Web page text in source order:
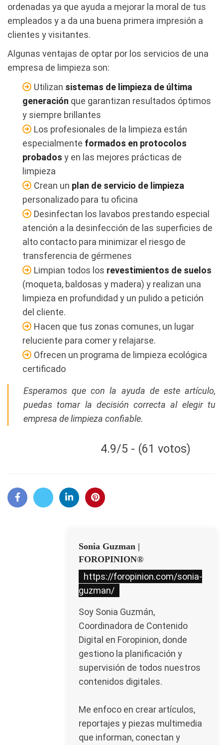
ordenadas ya que ayuda a mejorar la moral de tus
empleados y a da una buena primera impresión a
clientes y visitantes.
Algunas ventajas de optar por los servicios de una
empresa de limpieza son:
Utilizan sistemas de limpieza de última
generación que garantizan resultados óptimos
y siempre brillantes
Los profesionales de la limpieza están
especialmente formados en protocolos
probados y en las mejores prácticas de
limpieza
Crean un plan de servicio de limpieza
personalizado para tu oficina
Desinfectan los lavabos prestando especial
atención a la desinfección de las superficies de
alto contacto para minimizar el riesgo de
transferencia de gérmenes
Limpian todos los revestimientos de suelos
(moqueta, baldosas y madera) y realizan una
limpieza en profundidad y un pulido a petición
del cliente.
Hacen que tus zonas comunes, un lugar
reluciente para comer y relajarse.
Ofrecen un programa de limpieza ecológica
certificado
Esperamos que con la ayuda de este artículo,
puedas tomar la decisión correcta al elegir tu
empresa de limpieza confiable.
4.9/5 - (61 votos)
Sonia Guzman |
FOROPINION®
https://foropinion.com/sonia-
guzman/
Soy Sonia Guzmán,
Coordinadora de Contenido
Digital en Foropinion, donde
gestiono la planificación y
supervisión de todos nuestros
contenidos digitales.
Me enfoco en crear artículos,
reportajes y piezas multimedia
que informan, conectan y